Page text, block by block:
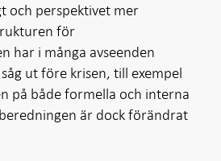
och perspektivet mer
för
har i många avseenden
ut före krisen, till exempel
på både formella och interna
är dock förändrat